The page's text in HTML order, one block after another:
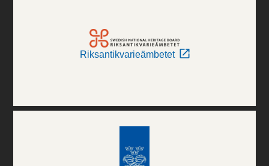
Riksantikvarieämbetet